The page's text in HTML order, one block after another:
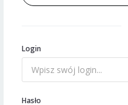
Login
Hasło